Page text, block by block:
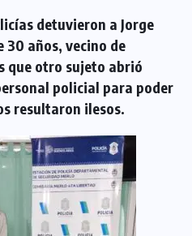
detuvieron a Jorge
30 años, vecino de
que otro sujeto abrió
policial para poder
resultaron ilesos.